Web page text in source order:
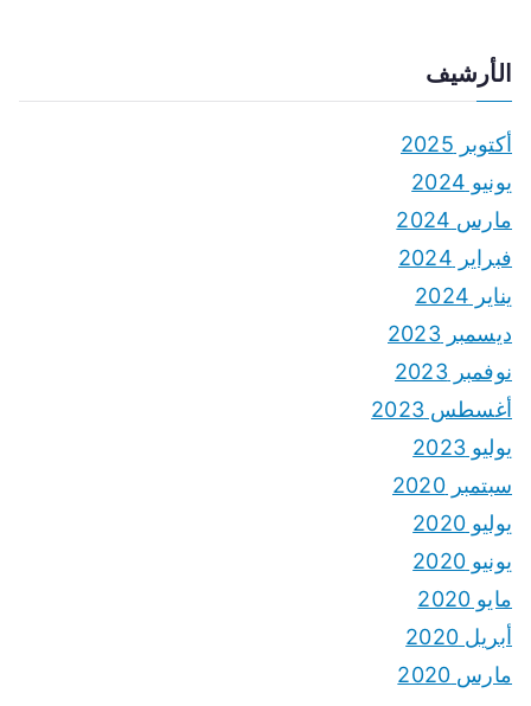
الأرشيف
أكتوبر 2025
يونيو 2024
مارس 2024
فبراير 2024
يناير 2024
ديسمبر 2023
نوفمبر 2023
أغسطس 2023
يوليو 2023
سبتمبر 2020
يوليو 2020
يونيو 2020
مايو 2020
أبريل 2020
مارس 2020